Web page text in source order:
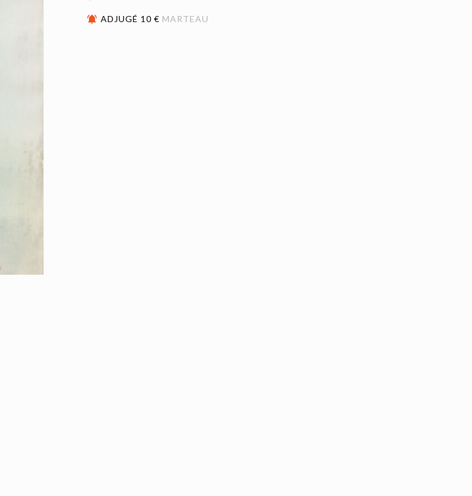
ADJUGÉ 10 € MARTEAU